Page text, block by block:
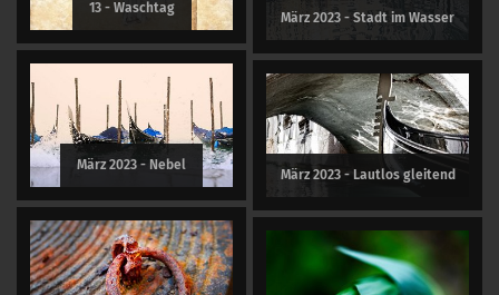
13 - Waschtag
März 2023 - Stadt im Wasser
März 2023 - Nebel
März 2023 - Lautlos gleitend